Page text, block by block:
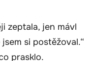
zeptala, jen mávl
si postěžoval.“
prasklo.